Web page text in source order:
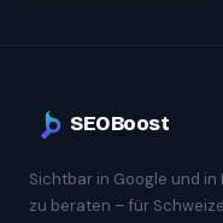
SEOBoost
Sichtbar in Google und
zu beraten – für